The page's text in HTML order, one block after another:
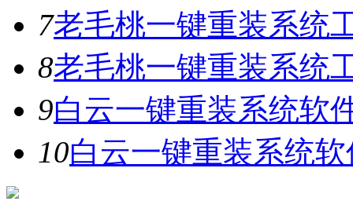
7老毛桃一键重装系统
8老毛桃一键重装系统
9白云一键重装系统软
10白云一键重装系统